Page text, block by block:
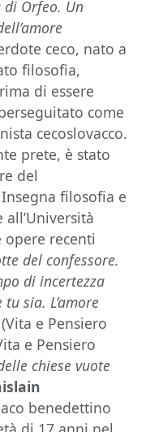
di Orfeo. Un
ceco, nato a
filosofia,
di essere
come
cecoslovacco.
prete, è stato
del
filosofia e
opere recenti
del confessore.
di incertezza
sia. L’amore
(Vita e Pensiero
e Pensiero
chiese vuote
benedettino